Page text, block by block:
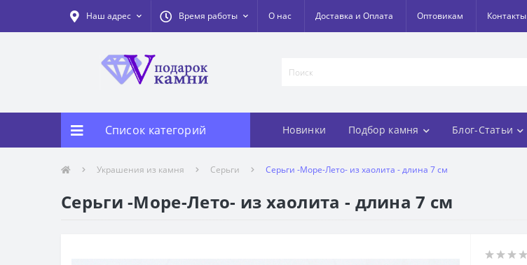
Наш адрес Время работы О нас Доставка и Оплата Оптовикам Контакты
Список категорий Новинки Подбор камня Блог-Статьи
Украшения из камня Серьги Серьги -Море-Лето- из хаолита - длина 7 см
Серьги -Море-Лето- из хаолита - длина 7 см